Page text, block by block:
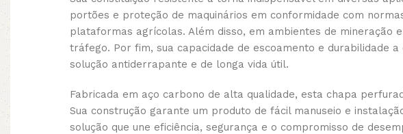
portões e proteção de maquinários em conformidade com
plataformas agrícolas. Além disso, em ambientes de
tráfego. Por fim, sua capacidade de escoamento e durabilidade
solução antiderrapante e de longa vida útil.
Fabricada em aço carbono de alta qualidade, esta chapa
Sua construção garante um produto de fácil manuseio e
solução que une eficiência, segurança e o compromisso de